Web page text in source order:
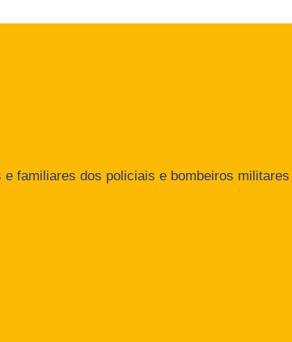
familiares dos policiais e bombeiros militares